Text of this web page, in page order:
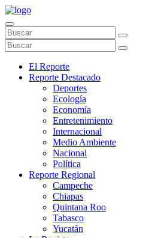
El Reporte
Reporte Destacado
Deportes
Ecología
Economía
Entretenimiento
Internacional
Medio Ambiente
Nacional
Política
Reporte Regional
Campeche
Chiapas
Quintana Roo
Tabasco
Yucatán